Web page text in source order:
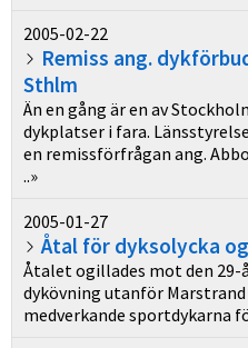
2005-02-22
Remiss ang.
Sthlm
Än en gång är en av
dykplatser i fara.
en remissförfrågan ang.
..»
2005-01-27
Åtal för dyksolycka
Åtalet ogillades mot den 29-
dykövning utanför Marstrand
medverkande sportdykarna